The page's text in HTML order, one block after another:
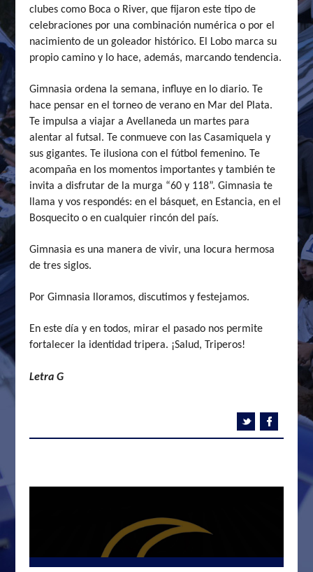
clubes como Boca o River, que fijaron este tipo de
celebraciones por una combinación numérica o por el
nacimiento de un goleador histórico. El Lobo marca su
propio camino y lo hace, además, marcando tendencia.
Gimnasia ordena la semana, influye en lo diario. Te
hace pensar en el torneo de verano en Mar del Plata.
Te impulsa a viajar a Avellaneda un martes para
alentar al futsal. Te conmueve con las Casamiquela y
sus gigantes. Te ilusiona con el fútbol femenino. Te
acompaña en los momentos importantes y también te
invita a disfrutar de la murga “60 y 118”. Gimnasia te
llama y vos respondés: en el básquet, en Estancia, en el
Bosquecito o en cualquier rincón del país.
Gimnasia es una manera de vivir, una locura hermosa
de tres siglos.
Por Gimnasia lloramos, discutimos y festejamos.
En este día y en todos, mirar el pasado nos permite
fortalecer la identidad tripera. ¡Salud, Triperos!
Letra G